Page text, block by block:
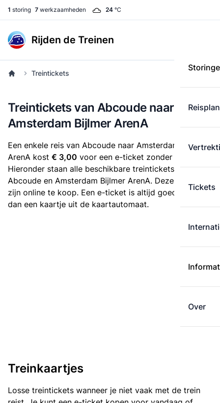
1 storing 7 werkzaamheden 24 °C
Rijden de Treinen
Tickets
Over
Treintickets
Treintickets van Abcoude naar
Amsterdam Bijlmer ArenA
Een enkele reis van Abcoude naar Amsterdam Bijlmer
ArenA kost € 3,00 voor een e-ticket zonder korting.
Hieronder staan alle beschikbare treintickets tussen
Abcoude en Amsterdam Bijlmer ArenA. Deze tickets
zijn online te koop. Een e-ticket is altijd goedkoper
dan een kaartje uit de kaartautomaat.
Treinkaartjes
Losse treintickets wanneer je niet vaak met de trein